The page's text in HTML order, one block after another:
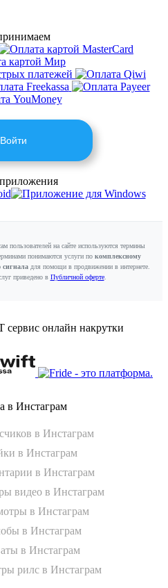
Войти
пользователей на сайте используются термины
понимаются услуги по комплексному
сигнала для помощи в продвижении в интернете.
приведено в Публичной оферте.
сервис онлайн накрутки
в Инстаграм
в Инстаграм
в Инстаграм
в Инстаграм
видео в Инстаграм
в Инстаграм
в Инстаграм
в Инстаграм
рилс в Инстаграм